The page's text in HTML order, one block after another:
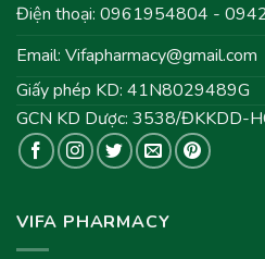
Điện thoại: 0961954804 -
Email: Vifapharmacy@gmail.com
Giấy phép KD: 41N8029489G
GCN KD Dược: 3538/ĐKKDD-
VIFA PHARMACY